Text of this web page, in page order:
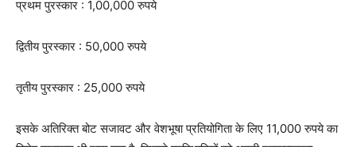
प्रथम पुरस्कार : 1,00,000 रुपये
द्वितीय पुरस्कार : 50,000 रुपये
तृतीय पुरस्कार : 25,000 रुपये
इसके अतिरिक्त बोट सजावट और वेशभूषा प्रतियोगिता के लिए 11,000 रुपये का